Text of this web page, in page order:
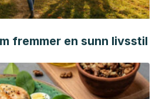
Para La Toma de Decisiones.
fremmer en sunn livsstil